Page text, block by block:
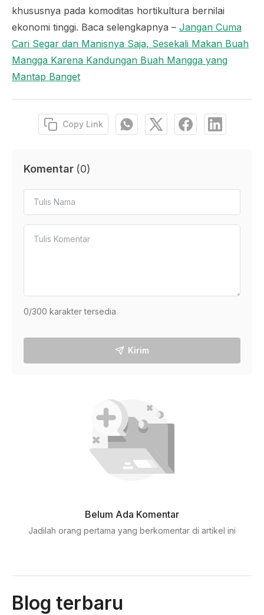
khususnya pada komoditas hortikultura bernilai
ekonomi tinggi. Baca selengkapnya – Jangan Cuma
Cari Segar dan Manisnya Saja, Sesekali Makan Buah
Mangga Karena Kandungan Buah Mangga yang
Mantap Banget
Copy Link
Komentar (0)
0/300 karakter tersedia
Kirim
Belum Ada Komentar
Jadilah orang pertama yang berkomentar di artikel ini
Blog terbaru